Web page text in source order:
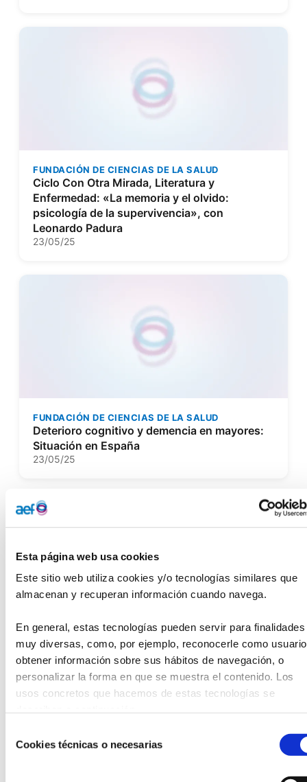
Esta página web usa cookies
Este sitio web utiliza cookies y/o tecnologías similares que
almacenan y recuperan información cuando navega.
En general, estas tecnologías pueden servir para finalidades
muy diversas, como, por ejemplo, reconocerle como
obtener información sobre sus hábitos de navegación, o
personalizar la forma en que se muestra el contenido. Los
usos concretos que hacemos de estas tecnologías se
deCookies técnicas o necesarias
FUNDACIÓN DE CIENCIAS DE LA SALUD
Ciclo Con Otra Mirada, Literatura y
Enfermedad: «La memoria y el olvido:
psicología de la supervivencia», con
Leonardo Padura
23/05/25
FUNDACIÓN DE CIENCIAS DE LA SALUD
Deterioro cognitivo y demencia en mayores:
Situación en España
23/05/25
FUNDACIÓN DE CIENCIAS DE LA SALUD
Arrojando Luz sobre la Biología y
Biomedicina: Una Visión de la Mujer con
Ángela Pérez Pérez
24/04/25